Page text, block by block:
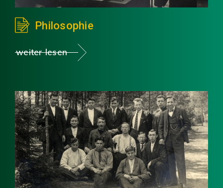
Philosophie
weiter lesen